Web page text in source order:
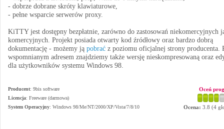
- dobrze dobrane skróty klawiaturowe,
- pełne wsparcie serwerów proxy.
KiTTY jest dostępny bezpłatnie, zarówno do zastosowań niekomercyjnych
komercyjnych. Projekt posiada otwarty kod źródłowy oraz bardzo dobrą
dokumentację - możemy ją pobrać z poziomu oficjalnej strony producenta.
wspomnianym adresem znajdziemy także wersję nieskompresowaną oraz
dla użytkowników systemu Windows 98.
Producent: 9bis software
Licencja: Freeware (darmowa)
System Operacyjny: Windows 98/Me/NT/2000/XP/Vista/7/8/10
Oceń
Ocena: 3.8 (4